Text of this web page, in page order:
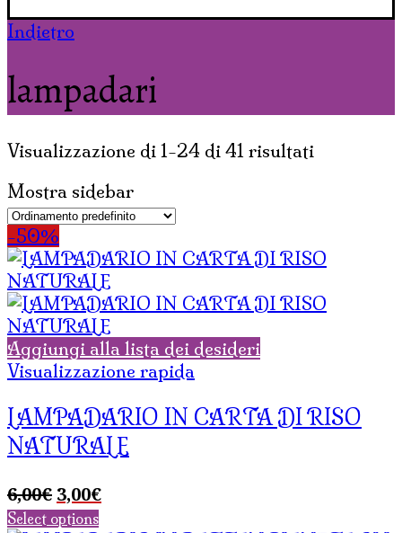
Indietro
lampadari
Visualizzazione di 1-24 di 41 risultati
Mostra sidebar
-50%
Aggiungi alla lista dei desideri
Visualizzazione rapida
LAMPADARIO IN CARTA DI RISO
NATURALE
6,00€ Il
prezzo
3,00€Il
Select options